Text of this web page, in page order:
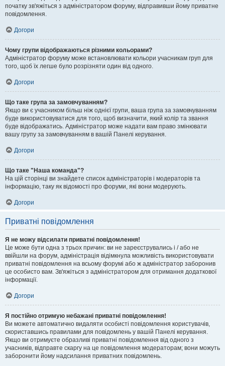
початку зв'яжіться з адміністратором форуму, відправивши йому приватне
повідомлення.
Догори
Чому групи відображаються різними кольорами?
Адміністратор форуму може встановлювати кольори учасникам груп для
того, щоб їх легше було розрізняти один від одного.
Догори
Що таке група за замовчуванням?
Якщо ви є учасником більш ніж однієї групи, ваша група за замовчуванням
буде використовуватися для того, щоб визначити, який колір та звання
буде відображатись. Адміністратор може надати вам право змінювати
вашу групу за замовчуванням в вашій Панелі керування.
Догори
Що таке "Наша команда"?
На цій сторінці ви знайдете список адміністраторів і модераторів та
інформацію, таку як відомості про форуми, які вони модерують.
Догори
Приватні повідомлення
Я не можу відсилати приватні повідомлення!
Це може бути одна з трьох причин: ви не зареєструвались і / або не
ввійшли на форум, адміністрація відімкнула можливість використовувати
приватні повідомлення на всьому форумі або ж адміністратор заборонив
це особисто вам. Зв'яжіться з адміністратором для отримання додаткової
інформації.
Догори
Я постійно отримую небажані приватні повідомлення!
Ви можете автоматично видаляти особисті повідомлення користувачів,
скориставшись правилами для повідомлень у вашій Панелі керування.
Якщо ви отримуєте образливі приватні повідомлення від одного з
учасників, відправте скаргу на це повідомлення модераторам; вони можуть
заборонити йому надсилання приватних повідомлень.